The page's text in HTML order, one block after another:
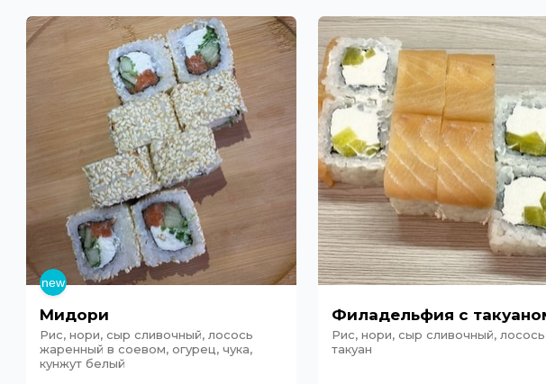
Мидори
Рис, нори, сыр сливочный, лосось
жаренный в соевом, огурец, чука,
кунжут белый
Филадельфия с
Рис, нори, сыр сливочный,
такуан